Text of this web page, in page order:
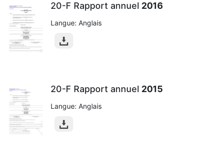
20-F Rapport annuel 2016
Langue: Anglais
20-F Rapport annuel 2015
Langue: Anglais